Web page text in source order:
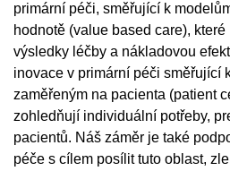
primární péči, směřující k
hodnotě (value based care),
výsledky léčby a nákladovou
inovace v primární péči směřující
zaměřeným na pacienta (patient
zohledňují individuální potřeby,
pacientů. Náš záměr je také
péče s cílem posílit tuto oblast,